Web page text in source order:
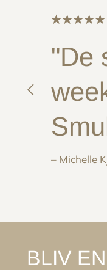
"De
– Michelle
BLIV